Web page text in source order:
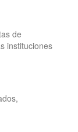
de
instituciones